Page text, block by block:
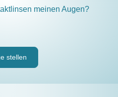
meinen Augen?
stellen